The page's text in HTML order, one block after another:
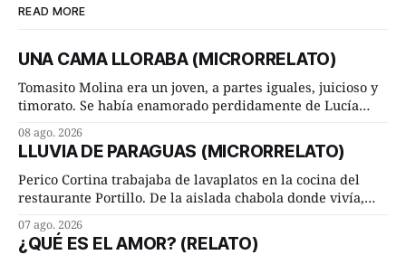
READ MORE
UNA CAMA LLORABA (MICRORRELATO)
Tomasito Molina era un joven, a partes iguales, juicioso y
timorato. Se había enamorado perdidamente de Lucía
ambos les iba de maravilla. Pero mantenían absoluta
discrepancia en un deseo ineluctable por parte de ella.
Lucía Arriate quería que ellos
08 ago. 2026
LLUVIA DE PARAGUAS (MICRORRELATO)
Perico Cortina trabajaba de lavaplatos en la cocina del
restaurante Portillo. De la aislada chabola donde vivía,
cuarto de hora andando a buen paso. Cierta noche,
terminada su jornada laboral caminaba él hacía su mísera
07 ago. 2026
¿QUÉ ES EL AMOR? (RELATO)